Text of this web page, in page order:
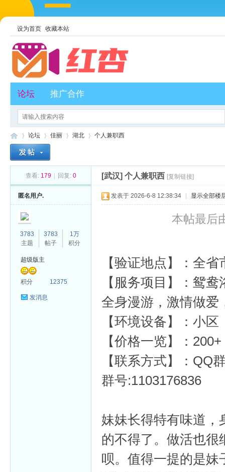
设为首页 收藏本站
论坛 推广合作
论坛
›
佳丽
›
湖北 个人兼职西
查看: 179 回复: 0 [武汉]个人兼职西 [复制链接]
匿名用户.
3783
主题
3783
帖子
1万
积分
超级版主
积分 12375
发消息
发表于 2026-6-8 12:38:34 显示全部楼
本帖最后
【验证地点】：全省
【服务项目】：鸳
全身漫游，激情做爱
【环境设备】：小区
【价格一览】：200+
【联系方式】： QQ
群号:1103176836
妹妹长得特有味道，
的不得了。做活也很
呗。值得一提的是妹